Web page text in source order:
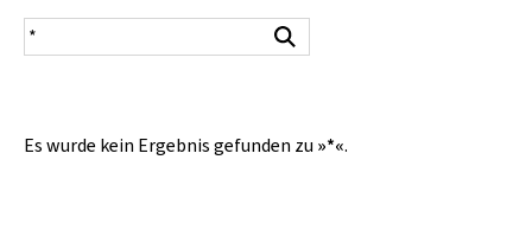
Suchergebnis
Es wurde kein Ergebnis gefunden zu »*«.